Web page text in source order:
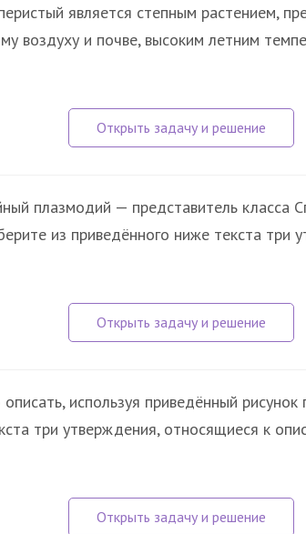
является степным растением,
воздуху и почве, высоким летним
плазмодий — представитель класса
из приведённого ниже текста три
используя приведённый
три утверждения, относящиеся к